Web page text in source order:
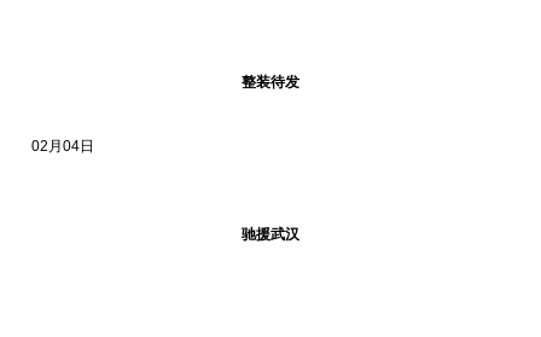
整装待发
02月04日
驰援武汉